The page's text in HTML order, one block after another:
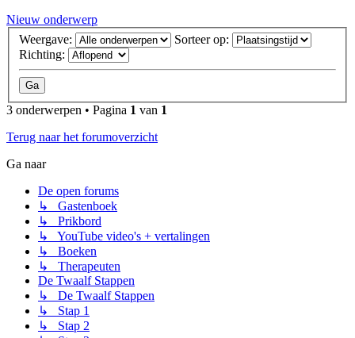
Nieuw onderwerp
Weergave:
Sorteer op:
Richting:
3 onderwerpen • Pagina 1 van 1
Terug naar het forumoverzicht
Ga naar
De open forums
↳ Gastenboek
↳ Prikbord
↳ YouTube video's + vertalingen
↳ Boeken
↳ Therapeuten
De Twaalf Stappen
↳ De Twaalf Stappen
↳ Stap 1
↳ Stap 2